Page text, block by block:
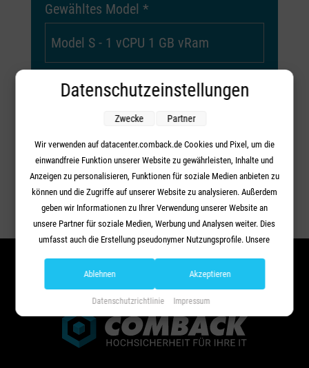
Gewähltes Model *
Your content goes here. Edit or remove this text inline or in
the module Content settings. You can also style every
aspect of this content in the module Design settings and
even apply custom CSS to this text in the module
Advanced settings.
Datenschutzeinstellungen
Wir verwenden auf datacenter.comback.de Cookies und Pixel, um die
einwandfreie Funktion unserer Website zu gewährleisten, Inhalte und
Anzeigen zu personalisieren, Funktionen für soziale Medien anbieten zu
können und die Zugriffe auf unserer Website zu analysieren. Außerdem
geben wir Informationen zu Ihrer Verwendung unserer Website an
unsere Partner für soziale Medien, Werbung und Analysen weiter. Dies
umfasst auch die Erstellung pseudonymer Nutzungsprofile. Unsere
möglicherweise mit weiteren Daten zusammen, die Sie ihnen
bereitgestellt haben (bspw. anhand eines persönlichen Accounts) oder
welche sie im Rahmen Ihrer Nutzung der Dienste gesammelt haben
(bspw. Nutzungsdaten anderer Geräte). Ihre Einwilligung zur Nutzung
von Cookies und Pixeln können Sie jederzeit widerrufen, indem Sie auf
den Datenschutz-Button links unten klicken und dort die
Datenschutzrichtlinie Impressum
Zwecke Partner
Ablehnen Akzeptieren